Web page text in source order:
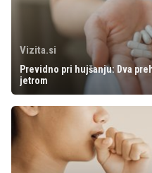
Vizita.si
Previdno pri hujšanju: Dva
jetrom